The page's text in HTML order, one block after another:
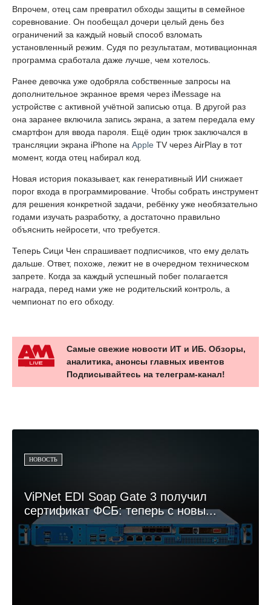
Впрочем, отец сам превратил обходы защиты в семейное
соревнование. Он пообещал дочери целый день без
ограничений за каждый новый способ взломать
установленный режим. Судя по результатам, мотивационная
программа сработала даже лучше, чем хотелось.
Ранее девочка уже одобряла собственные запросы на
дополнительное экранное время через iMessage на
устройстве с активной учётной записью отца. В другой раз
она заранее включила запись экрана, а затем передала ему
смартфон для ввода пароля. Ещё один трюк заключался в
трансляции экрана iPhone на Apple TV через AirPlay в тот
момент, когда отец набирал код.
Новая история показывает, как генеративный ИИ снижает
порог входа в программирование. Чтобы собрать инструмент
для решения конкретной задачи, ребёнку уже необязательно
годами изучать разработку, а достаточно правильно
объяснить нейросети, что требуется.
Теперь Сици Чен спрашивает подписчиков, что ему делать
дальше. Ответ, похоже, лежит не в очередном техническом
запрете. Когда за каждый успешный побег полагается
награда, перед нами уже не родительский контроль, а
чемпионат по его обходу.
Самые свежие новости ИТ и ИБ. Обзоры,
аналитика, анонсы главных ивентов
Подписывайтесь на телеграм-канал!
НОВОСТЬ
ViPNet EDI Soap Gate 3 получил
сертификат ФСБ: теперь с новы...